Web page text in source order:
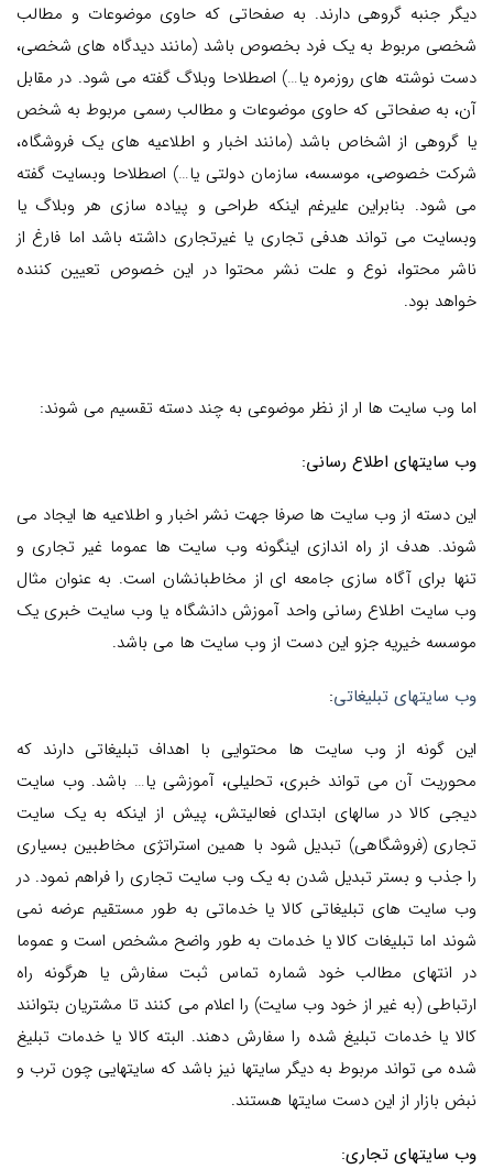
دیگر جنبه گروهی دارند. به صفحاتی که حاوی موضوعات و مطالب
شخصی مربوط به یک فرد بخصوص باشد (مانند دیدگاه های شخصی،
دست نوشته های روزمره یا…) اصطلاحا وبلاگ گفته می شود. در مقابل
آن، به صفحاتی که حاوی موضوعات و مطالب رسمی مربوط به شخص
یا گروهی از اشخاص باشد (مانند اخبار و اطلاعیه های یک فروشگاه،
شرکت خصوصی، موسسه، سازمان دولتی یا…) اصطلاحا وبسایت گفته
می شود. بنابراین علیرغم اینکه طراحی و پیاده سازی هر وبلاگ یا
وبسایت می تواند هدفی تجاری یا غیرتجاری داشته باشد اما فارغ از
ناشر محتوا، نوع و علت نشر محتوا در این خصوص تعیین کننده
خواهد بود.
اما وب سایت ها ار از نظر موضوعی به چند دسته تقسیم می شوند:
وب سایتهای اطلاع رسانی:
این دسته از وب سایت ها صرفا جهت نشر اخبار و اطلاعیه ها ایجاد می
شوند. هدف از راه اندازی اینگونه وب سایت ها عموما غیر تجاری و
تنها برای آگاه سازی جامعه ای از مخاطبانشان است. به عنوان مثال
وب سایت اطلاع رسانی واحد آموزش دانشگاه یا وب سایت خبری یک
موسسه خیریه جزو این دست از وب سایت ها می باشد.
وب سایتهای تبلیغاتی:
این گونه از وب سایت ها محتوایی با اهداف تبلیغاتی دارند که
محوریت آن می تواند خبری، تحلیلی، آموزشی یا… باشد. وب سایت
دیجی کالا در سالهای ابتدای فعالیتش، پیش از اینکه به یک سایت
تجاری (فروشگاهی) تبدیل شود با همین استراتژی مخاطبین بسیاری
را جذب و بستر تبدیل شدن به یک وب سایت تجاری را فراهم نمود. در
وب سایت های تبلیغاتی کالا یا خدماتی به طور مستقیم عرضه نمی
شوند اما تبلیغات کالا یا خدمات به طور واضح مشخص است و عموما
در انتهای مطالب خود شماره تماس ثبت سفارش یا هرگونه راه
ارتباطی (به غیر از خود وب سایت) را اعلام می کنند تا مشتریان بتوانند
کالا یا خدمات تبلیغ شده را سفارش دهند. البته کالا یا خدمات تبلیغ
شده می تواند مربوط به دیگر سایتها نیز باشد که سایتهایی چون ترب و
نبض بازار از این دست سایتها هستند.
وب سایتهای تجاری: